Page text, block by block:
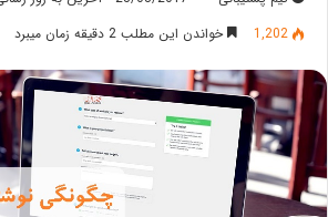
1,202
خواندن این مطلب 2 دقیقه زمان میبرد